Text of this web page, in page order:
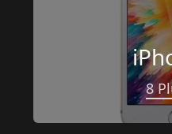
8